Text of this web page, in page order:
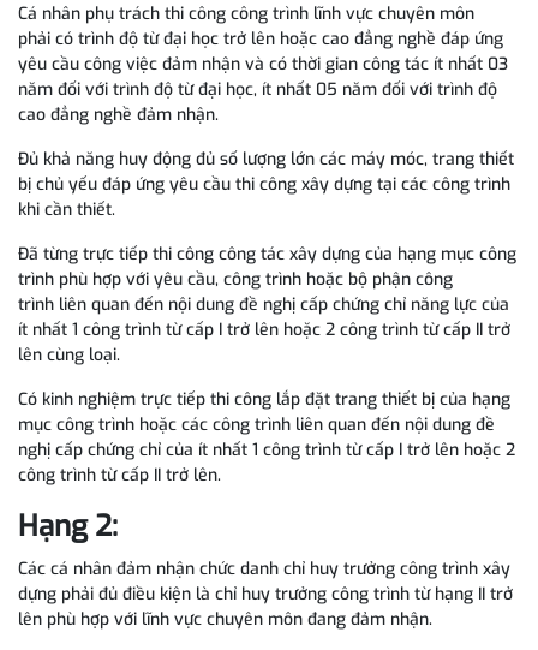
Cá nhân phụ trách thi công công trình lĩnh vực chuyên môn
phải có trình độ từ đại học trở lên hoặc cao đẳng nghề đáp ứng
yêu cầu công việc đảm nhận và có thời gian công tác ít nhất 03
năm đối với trình độ từ đại học, ít nhất 05 năm đối với trình độ
cao đẳng nghề đảm nhận.
Đủ khả năng huy động đủ số lượng lớn các máy móc, trang thiết
bị chủ yếu đáp ứng yêu cầu thi công xây dựng tại các công trình
khi cần thiết.
Đã từng trực tiếp thi công công tác xây dựng của hạng mục công
trình phù hợp với yêu cầu, công trình hoặc bộ phận công
trình liên quan đến nội dung đề nghị cấp chứng chỉ năng lực của
ít nhất 1 công trình từ cấp I trở lên hoặc 2 công trình từ cấp II trở
lên cùng loại.
Có kinh nghiệm trực tiếp thi công lắp đặt trang thiết bị của hạng
mục công trình hoặc các công trình liên quan đến nội dung đề
nghị cấp chứng chỉ của ít nhất 1 công trình từ cấp I trở lên hoặc 2
công trình từ cấp II trở lên.
Hạng 2:
Các cá nhân đảm nhận chức danh chỉ huy trưởng công trình xây
dựng phải đủ điều kiện là chỉ huy trưởng công trình từ hạng II trở
lên phù hợp với lĩnh vực chuyên môn đang đảm nhận.